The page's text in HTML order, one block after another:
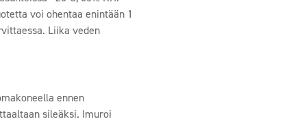
voi ohentaa enintään 1
Liika veden
ennen
sileäksi. Imuroi